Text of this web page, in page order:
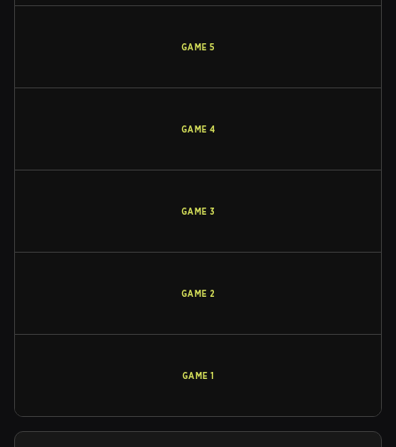
GAME 5
GAME 4
GAME 3
GAME 2
GAME 1